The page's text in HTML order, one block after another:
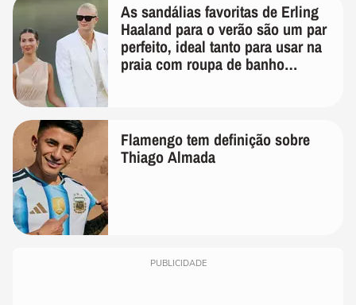
As sandálias favoritas de Erling
Haaland para o verão são um par
perfeito, ideal tanto para usar na
praia com roupa de banho
Flamengo tem definição sobre
Thiago Almada
PUBLICIDADE